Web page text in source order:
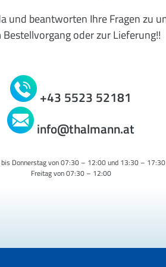
und beantworten Ihre Fragen zu
Bestellvorgang oder zur Lieferung!!
+43 5523 52181
info@thalmann.at
bis Donnerstag von 07:30 – 12:00 und 13:30 – 17:30
Freitag von 07:30 – 12:00